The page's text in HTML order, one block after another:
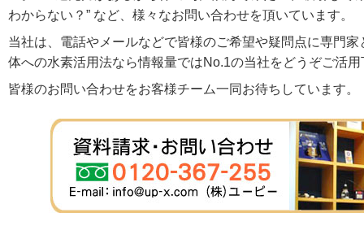
わからない？” など、様々なお問い合わせを頂いています。
当社は、電話やメールなどで皆様のご希望や疑問点に専門
体への水素活用法なら情報量ではNo.1の当社をどうぞご活用
皆様のお問い合わせをお客様チーム一同お待ちしています。